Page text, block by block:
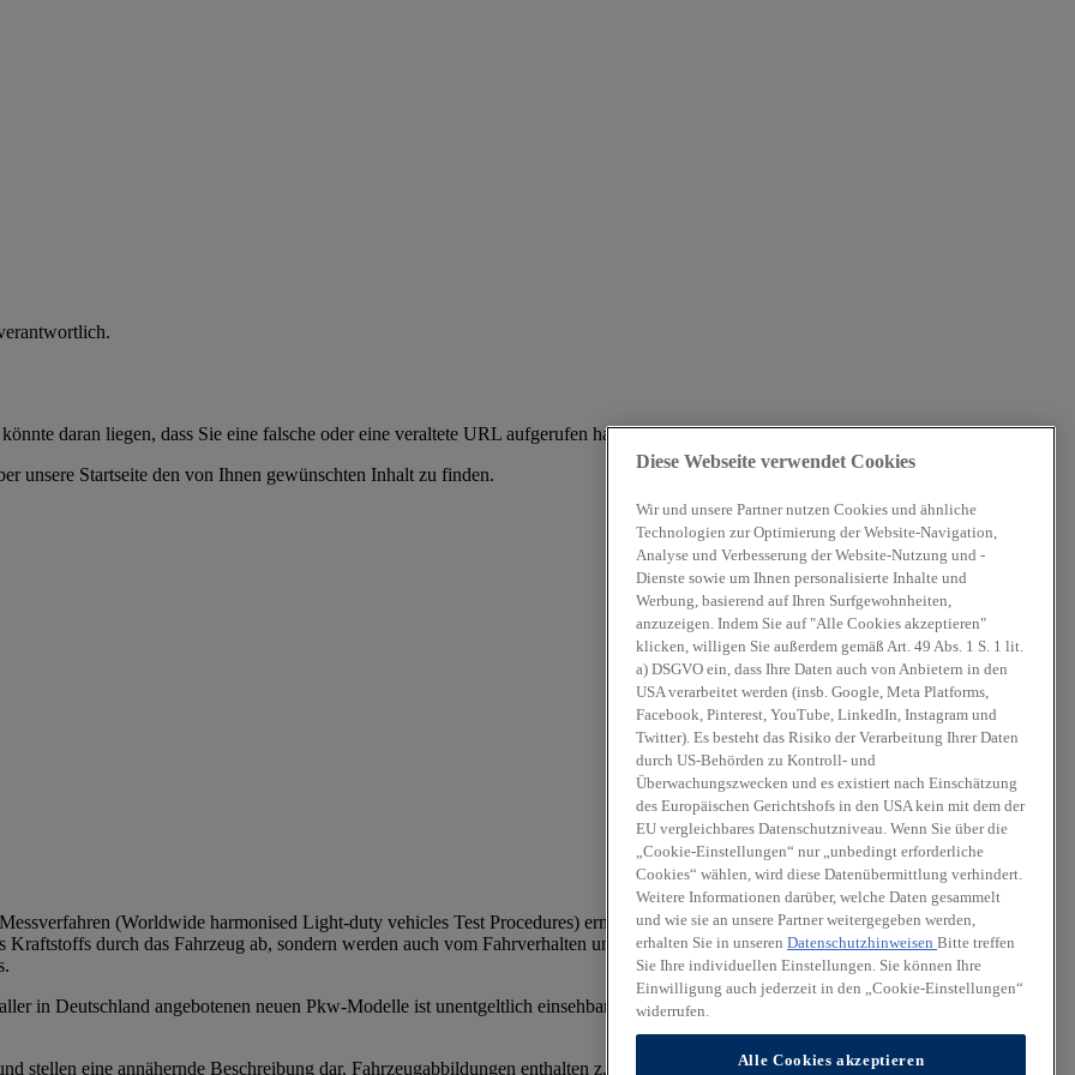
daran liegen, dass Sie eine falsche oder eine veraltete URL aufgerufen haben.
unsere Startseite den von Ihnen gewünschten Inhalt zu finden.
(Worldwide harmonised Light-duty vehicles Test Procedures) ermittelt. Der Kraftstoffverbrauch und die CO₂-Emissionen
durch das Fahrzeug ab, sondern werden auch vom Fahrverhalten und anderen nichttechnischen Faktoren beeinflusst. CO₂ ist
in Deutschland angebotenen neuen Pkw-Modelle ist unentgeltlich einsehbar an jedem Verkaufsort, an dem Pkw ausgestellt oder
stellen eine annähernde Beschreibung dar. Fahrzeugabbildungen enthalten z. T. aufpreispflichtige Zusatzausstattungen.
Diese Webseite verwendet Cookies
Wir und unsere Partner nutzen Cookies und ähnliche
Technologien zur Optimierung der Website-Navigation,
Analyse und Verbesserung der Website-Nutzung und -
Dienste sowie um Ihnen personalisierte Inhalte und
Werbung, basierend auf Ihren Surfgewohnheiten,
anzuzeigen. Indem Sie auf "Alle Cookies akzeptieren"
klicken, willigen Sie außerdem gemäß Art. 49 Abs. 1 S. 1 lit.
a) DSGVO ein, dass Ihre Daten auch von Anbietern in den
USA verarbeitet werden (insb. Google, Meta Platforms,
Facebook, Pinterest, YouTube, LinkedIn, Instagram und
Twitter). Es besteht das Risiko der Verarbeitung Ihrer Daten
durch US-Behörden zu Kontroll- und
Überwachungszwecken und es existiert nach Einschätzung
des Europäischen Gerichtshofs in den USA kein mit dem der
EU vergleichbares Datenschutzniveau. Wenn Sie über die
„Cookie-Einstellungen“ nur „unbedingt erforderliche
Cookies“ wählen, wird diese Datenübermittlung verhindert.
Weitere Informationen darüber, welche Daten gesammelt
und wie sie an unsere Partner weitergegeben werden,
erhalten Sie in unseren Datenschutzhinweisen Bitte treffen
Sie Ihre individuellen Einstellungen. Sie können Ihre
Einwilligung auch jederzeit in den „Cookie-Einstellungen“
widerrufen.
Alle Cookies akzeptieren